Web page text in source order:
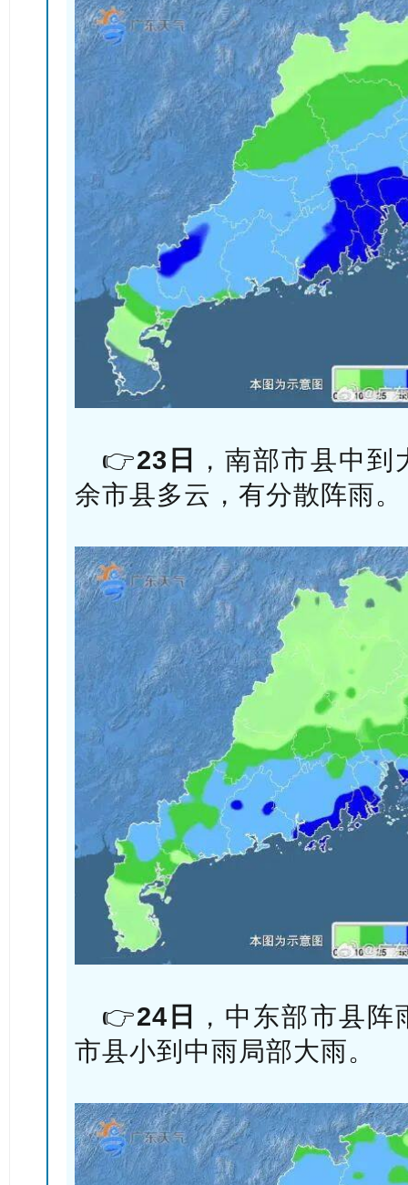
👉23日
，南部市县中
余市县多云，有分散阵雨。
👉24日
，中东部市县
市县小到中雨局部大雨。